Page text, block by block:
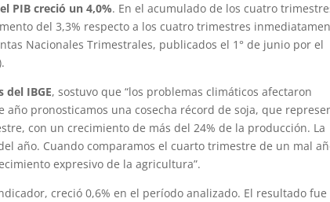
PIB creció un 4,0%. En el acumulado de los cuatro
del 3,3% respecto a los cuatro trimestres
Nacionales Trimestrales, publicados el 1° de junio por el
del IBGE, sostuvo que “los problemas climáticos afectaron
pronosticamos una cosecha récord de soja, que
con un crecimiento de más del 24% de la producción. La
año. Cuando comparamos el cuarto trimestre de un mal
expresivo de la agricultura”.
creció 0,6% en el período analizado. El resultado fue